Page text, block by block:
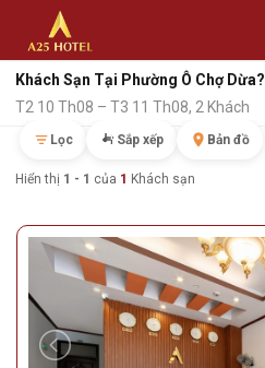
Khách Sạn Tại Phường Ô Chợ Dừa?
T2 10 Th08 – T3 11 Th08, 2 Khách
Lọc Sắp xếp Bản đồ
Hiển thị 1 - 1 của 1 Khách sạn